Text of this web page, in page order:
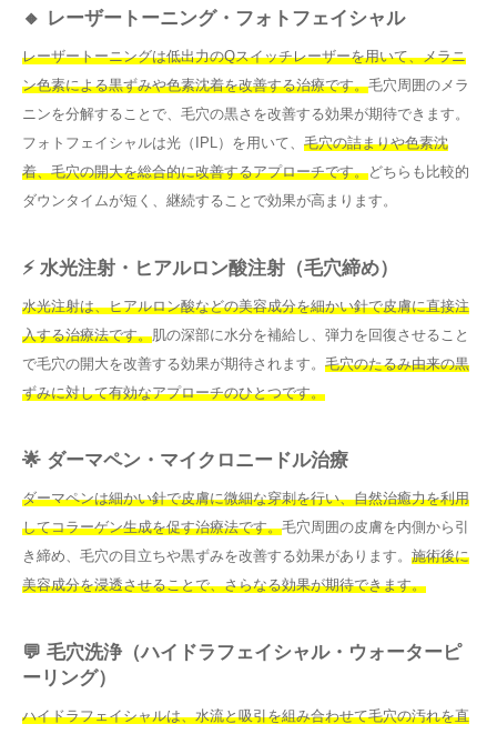
🔸 レーザートーニング・フォトフェイシャル
レーザートーニングは低出力のQスイッチレーザーを用いて、メラニ
ン色素による黒ずみや色素沈着を改善する治療です。毛穴周囲のメラ
ニンを分解することで、毛穴の黒さを改善する効果が期待できます。
フォトフェイシャルは光（IPL）を用いて、 毛穴の詰まりや色素沈
着、毛穴の開大を総合的に改善するアプローチです。どちらも比較的
ダウンタイムが短く、継続することで効果が高まります。
⚡ 水光注射・ヒアルロン酸注射（毛穴締め）
水光注射は、ヒアルロン酸などの美容成分を細かい針で皮膚に直接注
入する治療法です。肌の深部に水分を補給し、弾力を回復させること
で毛穴の開大を改善する効果が期待されます。 毛穴のたるみ由来の黒
ずみに対して有効なアプローチのひとつです。
🌟 ダーマペン・マイクロニードル治療
ダーマペンは細かい針で皮膚に微細な穿刺を行い、自然治癒力を利用
してコラーゲン生成を促す治療法です。毛穴周囲の皮膚を内側から引
き締め、毛穴の目立ちや黒ずみを改善する効果があります。 施術後に
美容成分を浸透させることで、さらなる効果が期待できます。
💬 毛穴洗浄（ハイドラフェイシャル・ウォーターピ
ーリング）
ハイドラフェイシャルは、水流と吸引を組み合わせて毛穴の汚れを直